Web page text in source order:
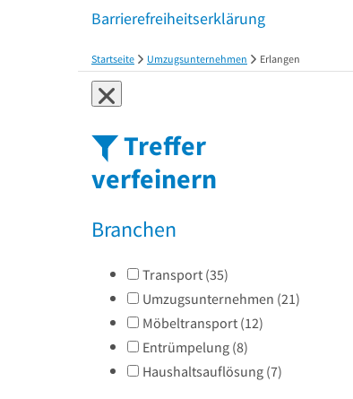
Barrierefreiheitserklärung
Startseite Umzugsunternehmen Erlangen
Treffer
verfeinern
Branchen
Transport (35)
Umzugsunternehmen (21)
Möbeltransport (12)
Entrümpelung (8)
Haushaltsauflösung (7)